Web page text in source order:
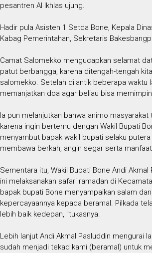
pesantren Al Ikhlas ujung.
Hadir pula Asisten 1 Setda Bone, Kepala
Kabag Pemerintahan, Sekretaris
Camat Salomekko mengucapkan selamat
patut berbangga, karena ditengah-tengah
salomekko. Setelah dilantik beberapa waktu
memanjatkan doa agar beliau bisa
Ia pun melanjutkan bahwa animo
karena ingin bertemu dengan Wakil Bupati
menyambut bapak wakil bupati selaku
membawa berkah, angin segar serta
Sementara itu, Wakil Bupati Bone Andi
ini melaksanakan safari ramadan di
bapak bupati Bone menyampaikan salam
kepercayaannya kepada beramal. Pilkada
lebih baik kedepan, "tukasnya.
Lebih lanjut Andi Akmal Pasluddin mengurai
sudah menjadi tekad kami (beramal) untuk